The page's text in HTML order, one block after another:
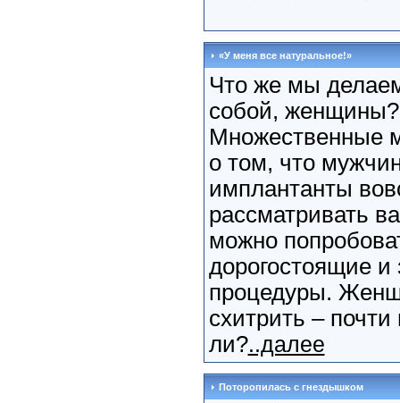
«У меня все натуральное!»
Что же мы
собой, женщины?
Множественные
о том, что
имплантанты
рассматривать
можно
дорогостоящие
процедуры.
схитрить –
ли?..далее
Поторопилась с гнездышком